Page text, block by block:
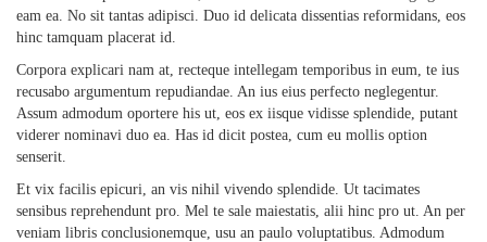
eam ea. No sit tantas adipisci. Duo id delicata dissentias reformidans, eos
hinc tamquam placerat id.
Corpora explicari nam at, recteque intellegam temporibus in eum, te ius
recusabo argumentum repudiandae. An ius eius perfecto neglegentur.
Assum admodum oportere his ut, eos ex iisque vidisse splendide, putant
viderer nominavi duo ea. Has id dicit postea, cum eu mollis option
senserit.
Et vix facilis epicuri, an vis nihil vivendo splendide. Ut tacimates
sensibus reprehendunt pro. Mel te sale maiestatis, alii hinc pro ut. An per
veniam libris conclusionemque, usu an paulo voluptatibus. Admodum